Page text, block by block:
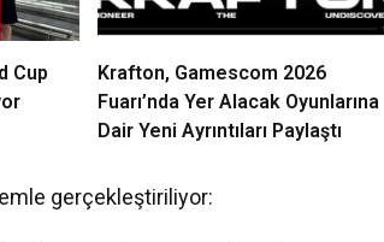
Cup
Krafton, Gamescom 2026
Fuarı’nda Yer Alacak Oyunlarına
Dair Yeni Ayrıntıları Paylaştı
gerçekleştiriliyor: